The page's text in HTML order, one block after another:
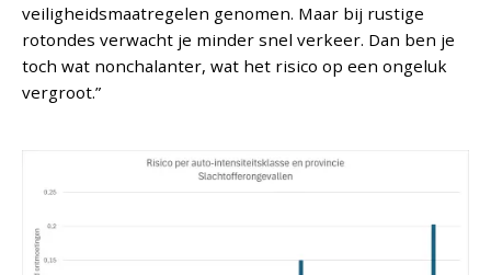
veiligheidsmaatregelen genomen. Maar bij rustige
rotondes verwacht je minder snel verkeer. Dan ben je
toch wat nonchalanter, wat het risico op een ongeluk
vergroot.”